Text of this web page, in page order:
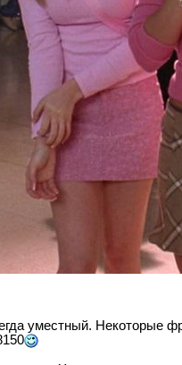
уместный. Некоторые